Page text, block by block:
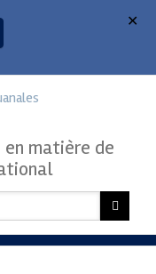
matière de
✕